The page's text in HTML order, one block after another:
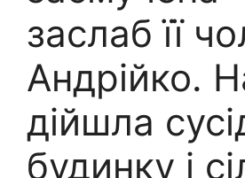
заслаб її
Андрійко.
дійшла
будинку і